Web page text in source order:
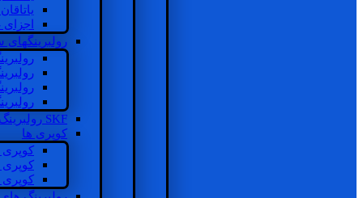
SKF رولبرینگ
کوپری ها
کوپری